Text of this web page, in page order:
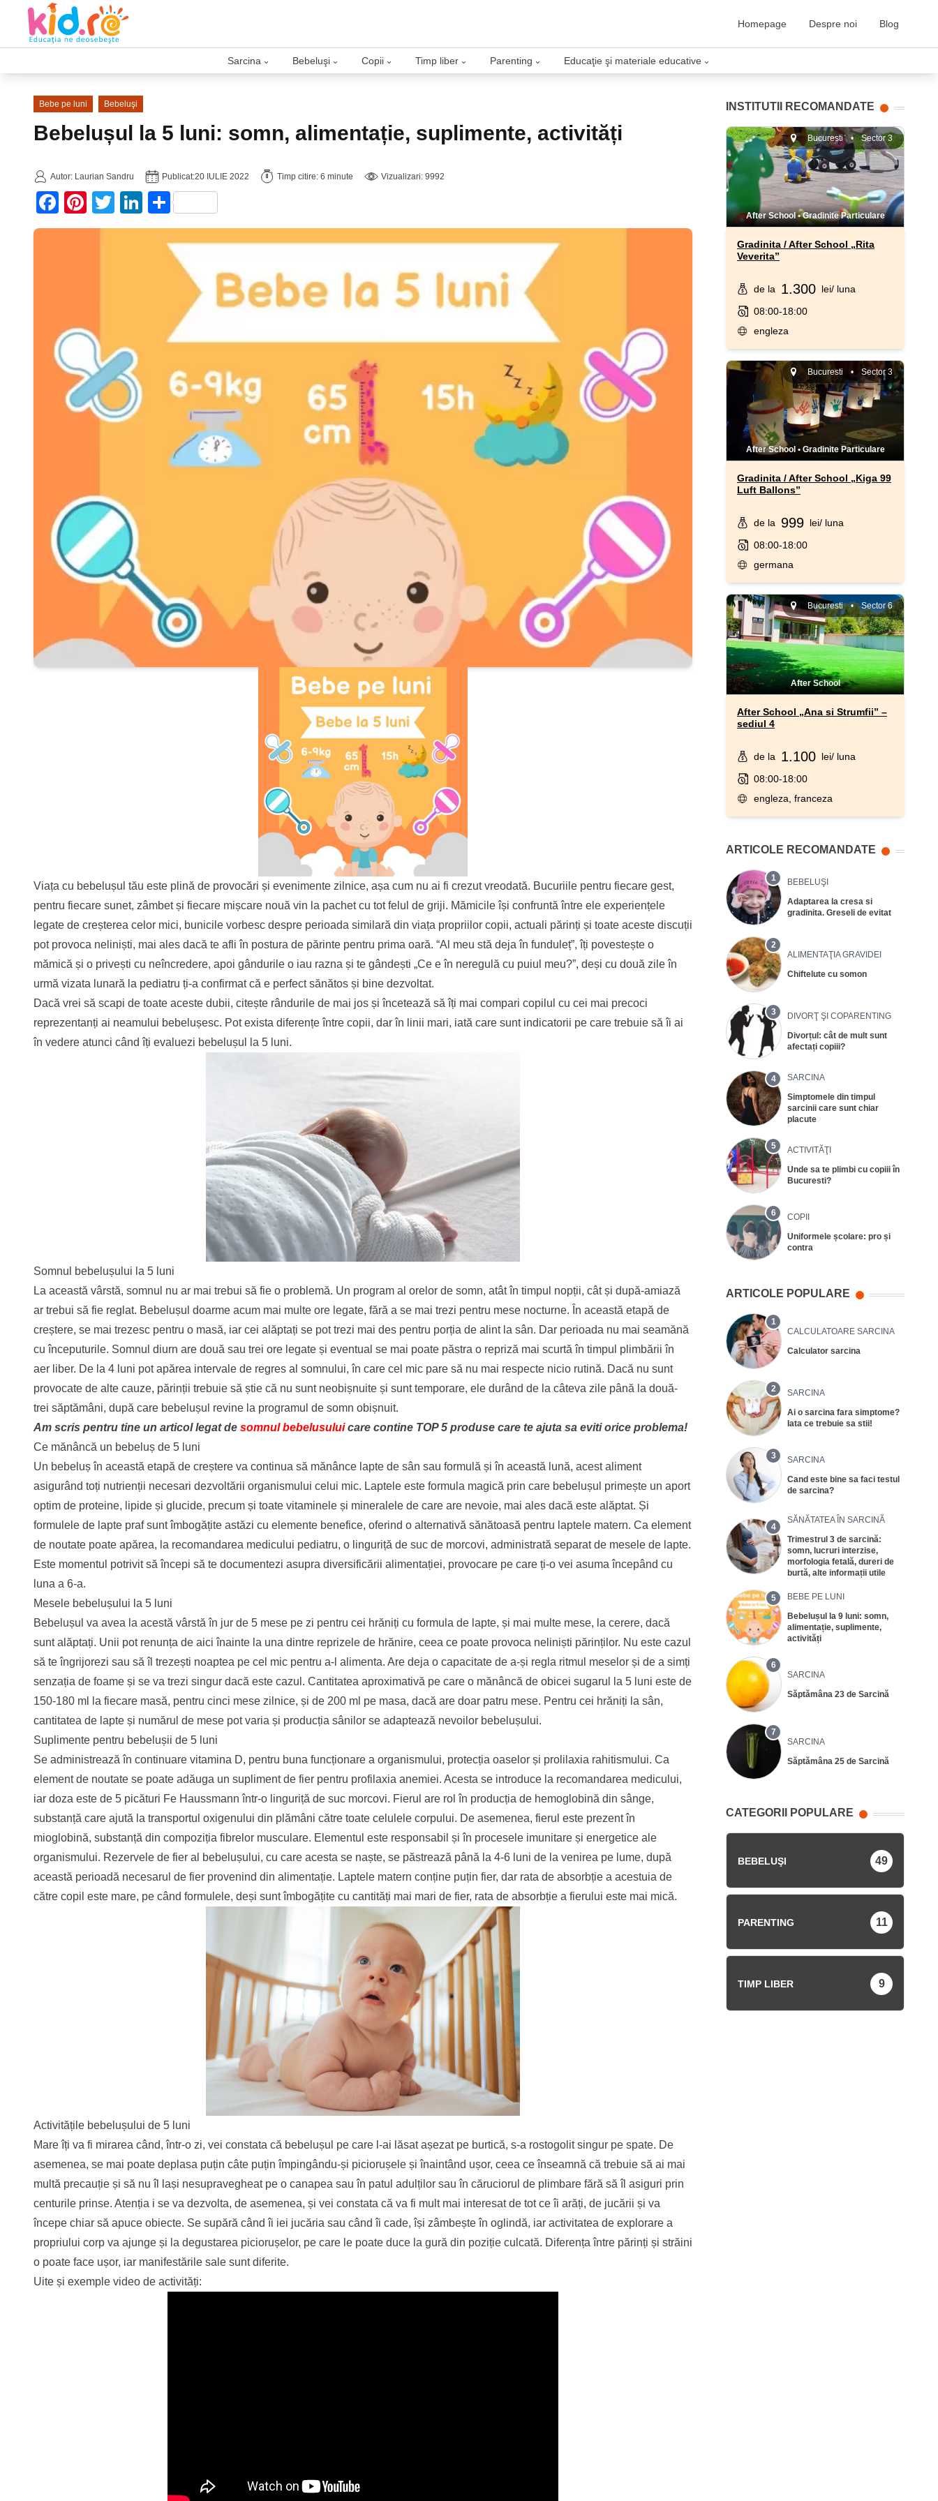
Homepage Despre noi Blog
Sarcina › Bebeluşi › Copii › Timp liber › Parenting › Educaţie şi materiale educative ›
Bebe pe luni Bebeluşi
Bebelușul la 5 luni: somn, alimentație, suplimente, activități
Autor: Laurian Sandru Publicat:20 IULIE 2022 Timp citire: 6 minute Vizualizari: 9992
Facebook
Pinterest
TwitterLinkedIn
Partajează
Viața cu bebelușul tău este plină de provocări și evenimente zilnice, așa cum nu ai fi crezut vreodată. Bucuriile pentru fiecare gest,
pentru fiecare sunet, zâmbet și fiecare mișcare nouă vin la pachet cu tot felul de griji. Mămicile își confruntă între ele experiențele
legate de creșterea celor mici, bunicile vorbesc despre perioada similară din viața propriilor copii, actuali părinți și toate aceste discuții
pot provoca neliniști, mai ales dacă te afli în postura de părinte pentru prima oară. “Al meu stă deja în funduleț”, îți povestește o
mămică și o privești cu neîncredere, apoi gândurile o iau razna și te gândești „Ce e în neregulă cu puiul meu?”, deși cu două zile în
urmă vizata lunară la pediatru ți-a confirmat că e perfect sănătos și bine dezvoltat.
Dacă vrei să scapi de toate aceste dubii, citește rândurile de mai jos și încetează să îți mai compari copilul cu cei mai precoci
reprezentanți ai neamului bebelușesc. Pot exista diferențe între copii, dar în linii mari, iată care sunt indicatorii pe care trebuie să îi ai
în vedere atunci când îți evaluezi bebelușul la 5 luni.
Somnul bebelușului la 5 luni
La această vârstă, somnul nu ar mai trebui să fie o problemă. Un program al orelor de somn, atât în timpul nopții, cât și după-amiază
ar trebui să fie reglat. Bebelușul doarme acum mai multe ore legate, fără a se mai trezi pentru mese nocturne. În această etapă de
creștere, se mai trezesc pentru o masă, iar cei alăptați se pot trezi mai des pentru porția de alint la sân. Dar perioada nu mai seamănă
cu începuturile. Somnul diurn are două sau trei ore legate și eventual se mai poate păstra o repriză mai scurtă în timpul plimbării în
aer liber. De la 4 luni pot apărea intervale de regres al somnului, în care cel mic pare să nu mai respecte nicio rutină. Dacă nu sunt
provocate de alte cauze, părinții trebuie să știe că nu sunt neobișnuite și sunt temporare, ele durând de la câteva zile până la două-
trei săptămâni, după care bebelușul revine la programul de somn obișnuit.
Am scris pentru tine un articol legat de somnul bebelusuluicare contine TOP 5 produse care te ajuta sa eviti orice problema!
Ce mănâncă un bebeluș de 5 luni
Un bebeluș în această etapă de creștere va continua să mănânce lapte de sân sau formulă și în această lună, acest aliment
asigurând toți nutrienții necesari dezvoltării organismului celui mic. Laptele este formula magică prin care bebelușul primește un aport
optim de proteine, lipide și glucide, precum și toate vitaminele și mineralele de care are nevoie, mai ales dacă este alăptat. Și
formulele de lapte praf sunt îmbogățite astăzi cu elemente benefice, oferind o alternativă sănătoasă pentru laptele matern. Ca element
de noutate poate apărea, la recomandarea medicului pediatru, o linguriță de suc de morcovi, administrată separat de mesele de lapte.
Este momentul potrivit să începi să te documentezi asupra diversificării alimentației, provocare pe care ți-o vei asuma începând cu
luna a 6-a.
Mesele bebelușului la 5 luni
Bebelușul va avea la acestă vârstă în jur de 5 mese pe zi pentru cei hrăniți cu formula de lapte, și mai multe mese, la cerere, dacă
sunt alăptați. Unii pot renunța de aici înainte la una dintre reprizele de hrănire, ceea ce poate provoca neliniști părinților. Nu este cazul
să te îngrijorezi sau să îl trezești noaptea pe cel mic pentru a-l alimenta. Are deja o capacitate de a-și regla ritmul meselor și de a simți
senzația de foame și se va trezi singur dacă este cazul. Cantitatea aproximativă pe care o mănâncă de obicei sugarul la 5 luni este de
150-180 ml la fiecare masă, pentru cinci mese zilnice, și de 200 ml pe masa, dacă are doar patru mese. Pentru cei hrăniți la sân,
cantitatea de lapte și numărul de mese pot varia și producția sânilor se adaptează nevoilor bebelușului.
Suplimente pentru bebelușii de 5 luni
Se administrează în continuare vitamina D, pentru buna funcționare a organismului, protecția oaselor și prolilaxia rahitismului. Ca
element de noutate se poate adăuga un supliment de fier pentru profilaxia anemiei. Acesta se introduce la recomandarea medicului,
iar doza este de 5 picături Fe Haussmann într-o linguriță de suc morcovi. Fierul are rol în producția de hemoglobină din sânge,
substanță care ajută la transportul oxigenului din plămâni către toate celulele corpului. De asemenea, fierul este prezent în
mioglobină, substanță din compoziția fibrelor musculare. Elementul este responsabil și în procesele imunitare și energetice ale
organismului. Rezervele de fier al bebelușului, cu care acesta se naște, se păstrează până la 4-6 luni de la venirea pe lume, după
această perioadă necesarul de fier provenind din alimentație. Laptele matern conține puțin fier, dar rata de absorbție a acestuia de
către copil este mare, pe când formulele, deși sunt îmbogățite cu cantități mai mari de fier, rata de absorbție a fierului este mai mică.
Activitățile bebelușului de 5 luni
Mare îți va fi mirarea când, într-o zi, vei constata că bebelușul pe care l-ai lăsat așezat pe burtică, s-a rostogolit singur pe spate. De
asemenea, se mai poate deplasa puțin câte puțin împingându-și piciorușele și înaintând ușor, ceea ce înseamnă că trebuie să ai mai
multă precauție și să nu îl lași nesupravegheat pe o canapea sau în patul adulților sau în căruciorul de plimbare fără să îl asiguri prin
centurile prinse. Atenția i se va dezvolta, de asemenea, și vei constata că va fi mult mai interesat de tot ce îi arăți, de jucării și va
începe chiar să apuce obiecte. Se supără când îi iei jucăria sau când îi cade, își zâmbește în oglindă, iar activitatea de explorare a
propriului corp va ajunge și la degustarea piciorușelor, pe care le poate duce la gură din poziție culcată. Diferența între părinți și străini
o poate face ușor, iar manifestările sale sunt diferite.
Uite și exemple video de activități:
INSTITUTII RECOMANDATE
Bucuresti • Sector 3
After School•Gradinite Particulare
Gradinita / After School „Rita
Veverita”
de la 1.300 lei/ luna
08:00-18:00
engleza
Bucuresti • Sector 3
After School• Gradinite Particulare
Gradinita / After School „Kiga 99
Luft Ballons”
de la 999 lei/ luna
08:00-18:00
germana
Bucuresti • Sector 6
After School
After School „Ana si Strumfii” –
sediul 4
de la 1.100 lei/ luna
08:00-18:00
engleza, franceza
ARTICOLE RECOMANDATE
1
BEBELUŞI
Adaptarea la cresa si
gradinita. Greseli de evitat
2
ALIMENTAŢIA GRAVIDEI
Chiftelute cu somon
3
DIVORŢ ŞI COPARENTING
Divorțul: cât de mult sunt
afectați copiii?
4
SARCINA
Simptomele din timpul
sarcinii care sunt chiar
placute
5
ACTIVITĂŢI
Unde sa te plimbi cu copiii în
Bucuresti?
6
COPII
Uniformele școlare: pro și
contra
ARTICOLE POPULARE
1
CALCULATOARE SARCINA
Calculator sarcina
2
SARCINA
Ai o sarcina fara simptome?
Iata ce trebuie sa stii!
3
SARCINA
Cand este bine sa faci testul
de sarcina?
4
SĂNĂTATEA ÎN SARCINĂ
Trimestrul 3 de sarcină:
somn, lucruri interzise,
morfologia fetală, dureri de
burtă, alte informații utile
5
BEBE PE LUNI
Bebelușul la 9 luni: somn,
alimentație, suplimente,
activități
6
SARCINA
Săptămâna 23 de Sarcină
7
SARCINA
Săptămâna 25 de Sarcină
CATEGORII POPULARE
BEBELUŞI 49
PARENTING 11
TIMP LIBER 9